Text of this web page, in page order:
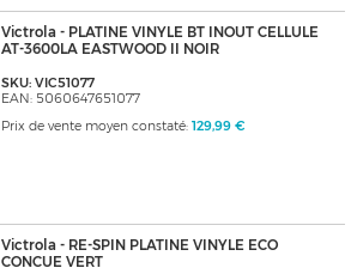
Victrola - PLATINE VINYLE BT INOUT CELLULE
AT-3600LA EASTWOOD II NOIR
SKU: VIC51077
EAN: 5060647651077
Prix de vente moyen constaté: 129,99 €
Victrola - RE-SPIN PLATINE VINYLE ECO
CONCUE VERT